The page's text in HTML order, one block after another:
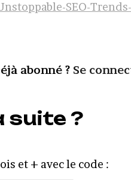
SEO-
abonné ? Se
suite ?
et + avec le code :